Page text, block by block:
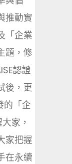
推動實
「企業
題，修
認證
後，更
的「企
家，
家把握
在永續